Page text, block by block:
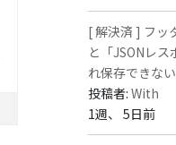
[ 解決済 ] フッ
と「JSONレ
れ保存できない
投稿者:With
1週、 5日前